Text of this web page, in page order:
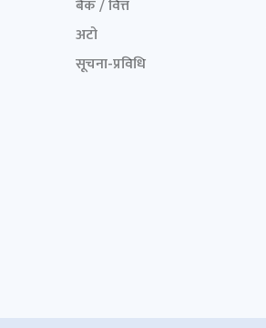
बैंक / वित्त
अटो
सूचना-प्रविधि